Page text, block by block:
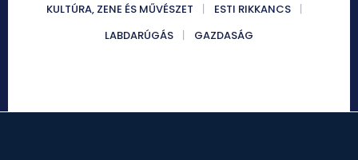
KULTÚRA, ZENE ÉS MŰVÉSZET
ESTI RIKKANCS
LABDARÚGÁS
GAZDASÁG